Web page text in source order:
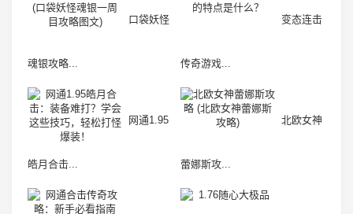
口袋妖怪
魂银攻略...
变态连击
传奇游戏...
网通1.95
皓月合击...
北欧女神
蕾娜斯攻...